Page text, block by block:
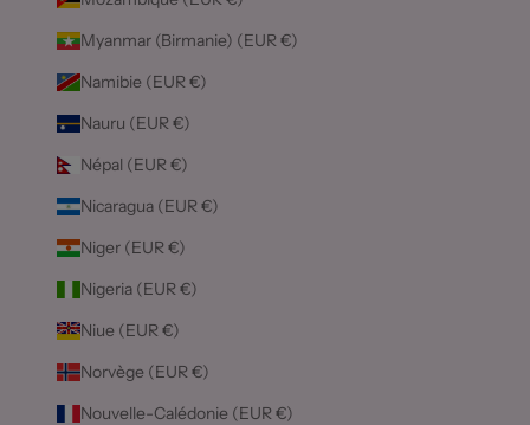
Myanmar (Birmanie) (EUR €)
Namibie (EUR €)
Nauru (EUR €)
Népal (EUR €)
Nicaragua (EUR €)
Niger (EUR €)
Nigeria (EUR €)
Niue (EUR €)
Norvège (EUR €)
Nouvelle-Calédonie (EUR €)